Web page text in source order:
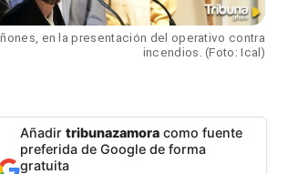
en la presentación del operativo contra
incendios. (Foto: Ical)
Añadir tribunazamora como fuente
preferida de Google de forma
gratuita